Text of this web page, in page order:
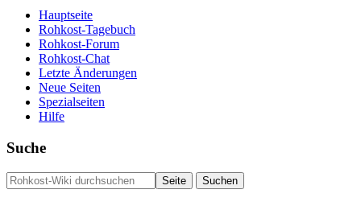
Hauptseite
Rohkost-Tagebuch
Rohkost-Forum
Rohkost-Chat
Letzte Änderungen
Neue Seiten
Spezialseiten
Hilfe
Suche